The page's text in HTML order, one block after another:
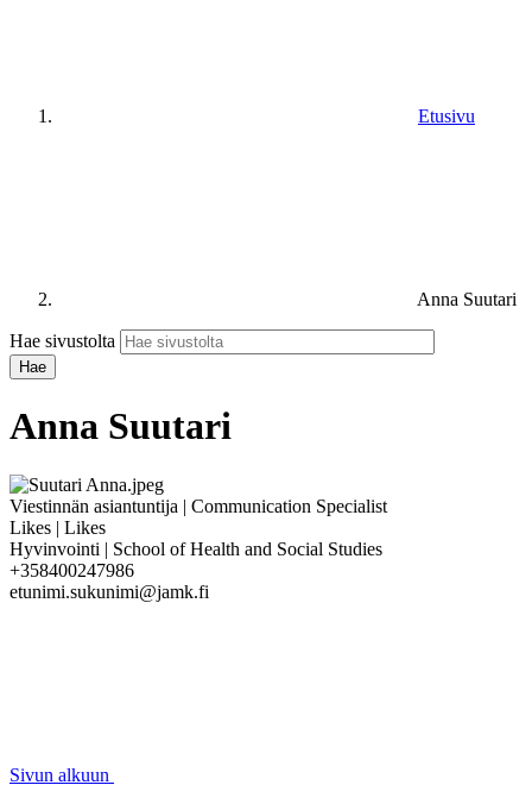
Etusivu
Anna Suutari
Hae sivustolta
Anna Suutari
Viestinnän asiantuntija | Communication Specialist
Likes | Likes
Hyvinvointi | School of Health and Social Studies
+358400247986
etunimi.sukunimi@jamk.fi
Sivun alkuun